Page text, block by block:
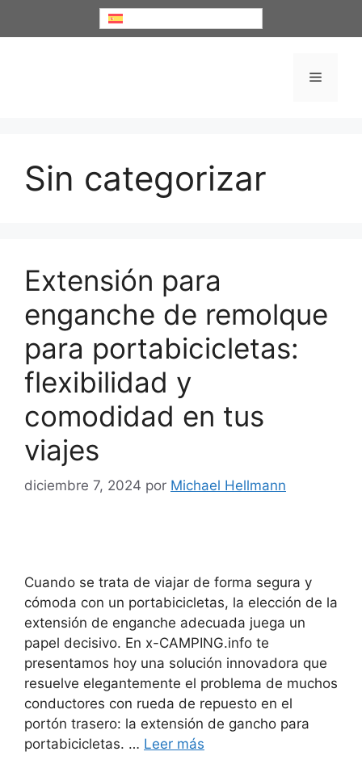
Menú
Sin categorizar
Extensión para
enganche de remolque
para portabicicletas:
flexibilidad y
comodidad en tus
viajes
diciembre 7, 2024 por Michael Hellmann
Cuando se trata de viajar de forma segura y
cómoda con un portabicicletas, la elección de la
extensión de enganche adecuada juega un
papel decisivo. En x-CAMPING.info te
presentamos hoy una solución innovadora que
resuelve elegantemente el problema de muchos
conductores con rueda de repuesto en el
portón trasero: la extensión de gancho para
portabicicletas. … Leer más